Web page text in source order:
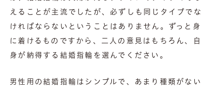
えることが主流でしたが、必ずしも同じタイプでな
ければならないということはありません。ずっと身
に着けるものですから、二人の意見はもちろん、自
身が納得する結婚指輪を選んでください。
男性用の結婚指輪はシンプルで、あまり種類がない